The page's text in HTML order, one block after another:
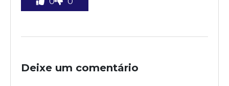
Deixe um comentário